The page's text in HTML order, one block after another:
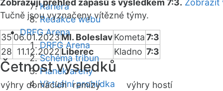
Kariéra
Redakce webu
DRFG Arena
DRFG Arena
Schéma tribun
Plánek areny
Virtuální prohlídka
Zobrazuji přehled zápasů s výsledkem 7:3. Zobrazit
Tučně jsou vyznačeny vítězné týmy.
3506.01.2023Ml. BoleslavKometa7:3
28 11.12.2022Liberec Kladno 7:3
Četnost výsledků
výhry domácíchremízy výhry hostí